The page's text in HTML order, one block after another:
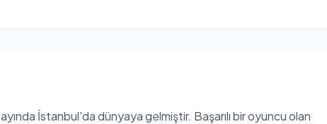
ayında İstanbul'da dünyaya gelmiştir. Başarılı bir oyuncu olan